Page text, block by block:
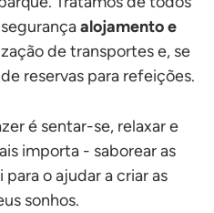
alojamento e
de transportes e, se
reservas para refeições.
é sentar-se, relaxar e
importa - saborear as
para o ajudar a criar as
sonhos.